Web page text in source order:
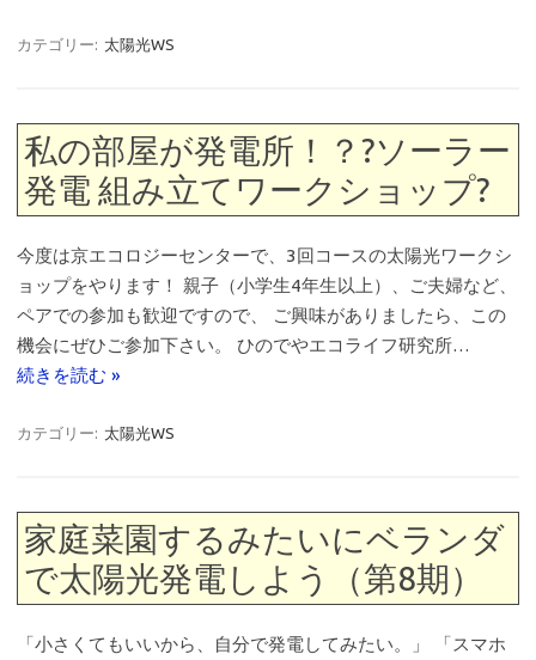
カテゴリー: 太陽光WS
私の部屋が発電所！？?ソーラー
発電 組み立てワークショップ?
今度は京エコロジーセンターで、3回コースの太陽光ワークシ
ョップをやります！ 親子（小学生4年生以上）、ご夫婦など、
ペアでの参加も歓迎ですので、 ご興味がありましたら、この
機会にぜひご参加下さい。 ひのでやエコライフ研究所…
続きを読む »
カテゴリー: 太陽光WS
家庭菜園するみたいにベランダ
で太陽光発電しよう（第8期）
「小さくてもいいから、自分で発電してみたい。」 「スマホ